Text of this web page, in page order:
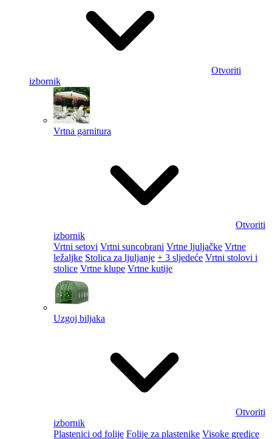
Otvoriti
izbornik
Vrtna garnitura
Otvoriti
izbornik
Vrtni setovi Vrtni suncobrani Vrtne ljuljačke Vrtne
ležaljke Stolica za ljuljanje + 3 sljedeće Vrtni stolovi i
stolice Vrtne klupe Vrtne kutije
Uzgoj biljaka
Otvoriti
izbornik
Plastenici od folije Folije za plastenike Visoke gredice